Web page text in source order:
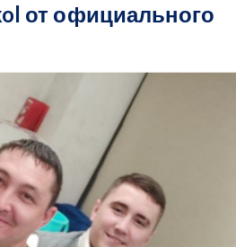
от официального